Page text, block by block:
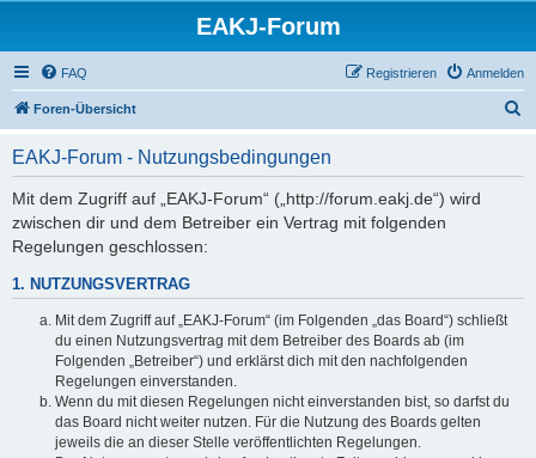
EAKJ-Forum
FAQ Anmelden
Registrieren
Foren-Übersicht
EAKJ-Forum - Nutzungsbedingungen
Mit dem Zugriff auf „EAKJ-Forum“ („http://forum.eakj.de“) wird
zwischen dir und dem Betreiber ein Vertrag mit folgenden
Regelungen geschlossen:
1. NUTZUNGSVERTRAG
Mit dem Zugriff auf „EAKJ-Forum“ (im Folgenden „das Board“) schließt
du einen Nutzungsvertrag mit dem Betreiber des Boards ab (im
Folgenden „Betreiber“) und erklärst dich mit den nachfolgenden
Regelungen einverstanden.
Wenn du mit diesen Regelungen nicht einverstanden bist, so darfst du
das Board nicht weiter nutzen. Für die Nutzung des Boards gelten
jeweils die an dieser Stelle veröffentlichten Regelungen.